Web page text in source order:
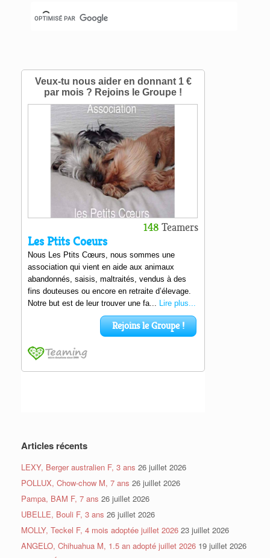
Articles récents
LEXY, Berger australien F, 3 ans 26 juillet 2026
POLLUX, Chow-chow M, 7 ans 26 juillet 2026
Pampa, BAM F, 7 ans 26 juillet 2026
UBELLE, Bouli F, 3 ans 26 juillet 2026
MOLLY, Teckel F, 4 mois adoptée juillet 2026 23 juillet 2026
ANGELO, Chihuahua M, 1.5 an adopté juillet 2026 19 juillet 2026